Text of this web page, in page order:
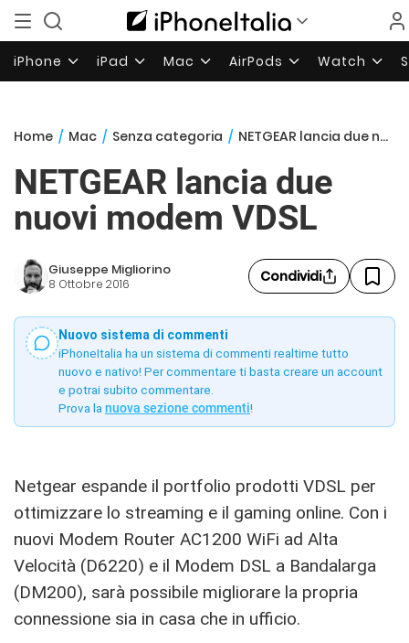
iPhone iPad Mac AirPods Watch
Home / Mac / Senza categoria / NETGEAR lancia due nuovi modem VDSL
NETGEAR lancia due
nuovi modem VDSL
Giuseppe Migliorino
8 Ottobre 2016 Condividi
Nuovo sistema di commenti
iPhoneItalia ha un sistema di commenti realtime tutto
nuovo e nativo! Per commentare ti basta creare un account
e potrai subito commentare.
Prova la nuova sezione commenti!
Netgear espande il portfolio prodotti VDSL per
ottimizzare lo streaming e il gaming online. Con i
nuovi Modem Router AC1200 WiFi ad Alta
Velocità (D6220) e il Modem DSL a Bandalarga
(DM200), sarà possibile migliorare la propria
connessione sia in casa che in ufficio.